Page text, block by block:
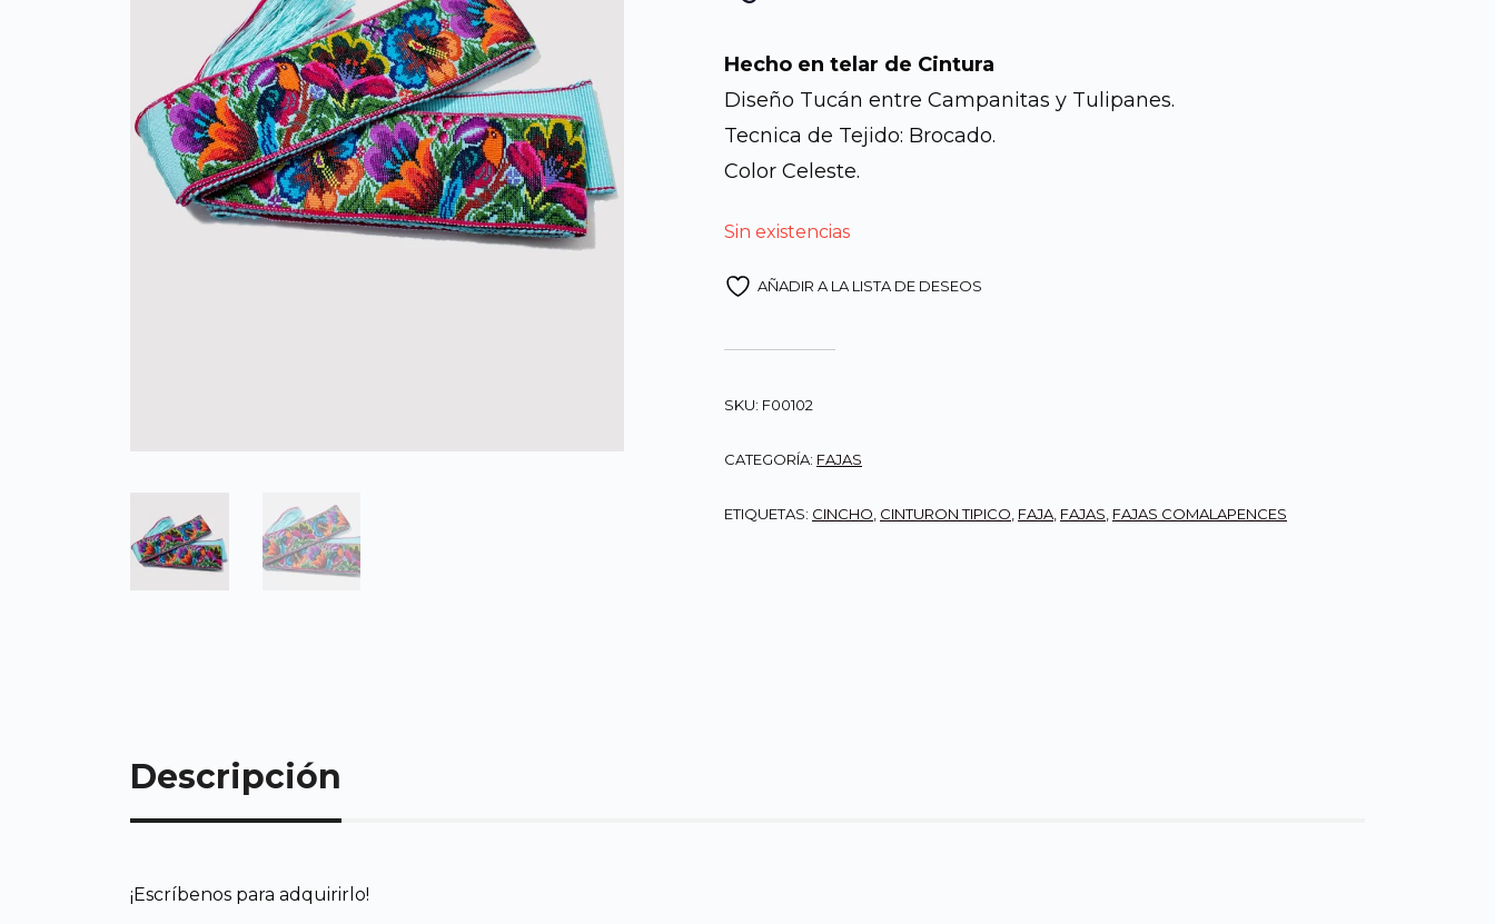
Hecho en telar de Cintura
Diseño Tucán entre Campanitas y Tulipanes.
Tecnica de Tejido: Brocado.
Color Celeste.
Sin existencias
AÑADIR A LA LISTA DE DESEOS
SKU: F00102
CATEGORÍA: FAJAS
ETIQUETAS: CINCHO CINTURON TIPICO FAJA FAJAS FAJAS COMALAPENCES
Descripción
¡Escríbenos para adquirirlo!